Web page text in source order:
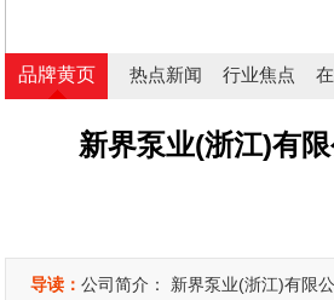
品牌黄页 热点新闻 行业焦点
新界泵业(浙江)有限
导读：公司简介： 新界泵业(浙江)有限